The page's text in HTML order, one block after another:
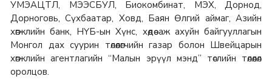
УМЭАЦТЛ, МЭЭСБУЛ, Биокомбинат, МЭХ, Дорнод,
Дорноговь, Сүхбаатар, Ховд, Баян Өлгий аймаг, Азийн
хөгжлийн банк, НҮБ-ын Хүнс, хөдөө аж ахуйн байгууллагын
Монгол дах суурин төлөөлөгчийн газар болон Швейцарын
хөгжлийн агентлагийн “Малын эрүүл мэнд” төслийн төлөөлөл
оролцов.